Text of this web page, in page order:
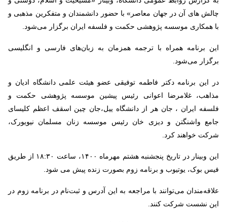
چالش های آن در جهان معاصر» با حضور دانشمندان و متفکرین مذهبی و
با همکاری موسسه پژوهشی حکمت و فلسفه ایران برگزار می‌شود.
این برنامه همراه با ترجمه همزمان به زبان‌های فارسی و انگلیسی
برگزار می‌شود.
در این برنامه دکتر فاطمه توفیقی عضو هیئت علمی دانشگاه ادیان و
مذاهب، غلامرضا اعوانی رئیس پیشین موسسه پژوهشی حکمت و
فلسفه ایران ، جان هر از دانشگاه ییل،جان چین اسقف اعظم کلیسای
جامع واشنگتن و دیزی خان رئیس موسسه زنان مسلمان نیویورک،
شرکت خواهند کرد.
این وبینار در تاریخ پنجشنبه هشتم مهرماه ۱۴۰۰، ساعت ۱۸:۳۰ از طریق
فیس بوک، یوتیوب و برنامه زوم بصورت زنده پیش می شود.
علاقه‌مندان می‌توانند با مراجعه به این آدرس و ثبت‌نام در برنامه زوم در
این نشست شرکت کنند.